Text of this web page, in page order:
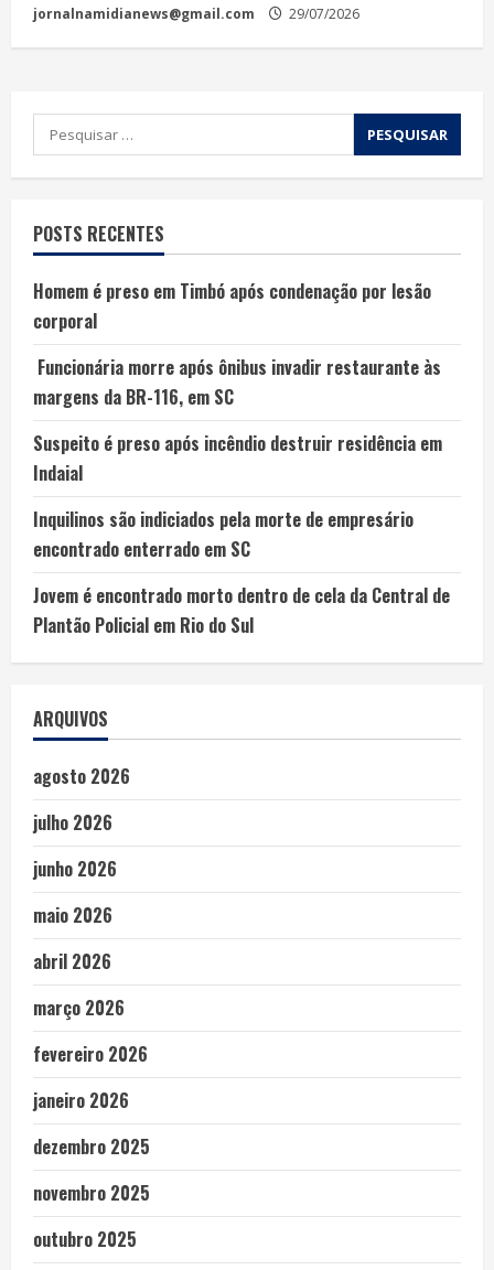
jornalnamidianews@gmail.com 29/07/2026
POSTS RECENTES
Homem é preso em Timbó após condenação por lesão
corporal
Funcionária morre após ônibus invadir restaurante às
margens da BR-116, em SC
Suspeito é preso após incêndio destruir residência em
Indaial
Inquilinos são indiciados pela morte de empresário
encontrado enterrado em SC
Jovem é encontrado morto dentro de cela da Central de
Plantão Policial em Rio do Sul
ARQUIVOS
agosto 2026
julho 2026
junho 2026
maio 2026
abril 2026
março 2026
fevereiro 2026
janeiro 2026
dezembro 2025
novembro 2025
outubro 2025